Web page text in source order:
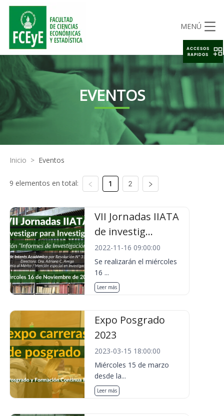
MENÚ
EVENTOS
Inicio > Eventos
9 elementos en total: 1 2
VII Jornadas IIATA
de investig...
2022-11-16 09:00:00
Se realizarán el miércoles
16 ...
Leer más
Expo Posgrado
2023
2023-03-15 18:00:00
Miércoles 15 de marzo
desde la...
Leer más
ACCESOS
RAPIDOS